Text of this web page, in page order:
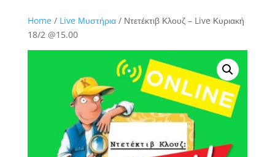
Home/ Live Μυστήρια/ Ντετέκτιβ Κλουζ – Live Κυριακή
18/2 @15.00